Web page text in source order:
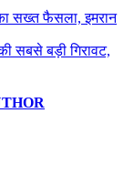
सख्त फैसला, इमरान
सबसे बड़ी गिरावट,